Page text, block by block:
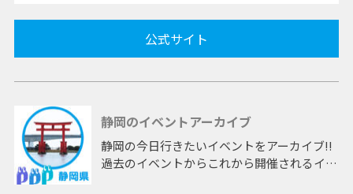
公式サイト
静岡のイベントアーカイブ
静岡の今日行きたいイベントをアーカイブ!!
過去のイベントからこれから開催されるイベ